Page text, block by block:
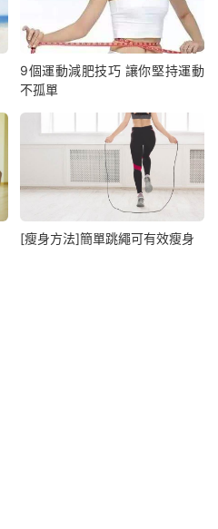
9個運動減肥技巧 讓你堅持運動
不孤單
[瘦身方法]簡單跳繩可有效瘦身